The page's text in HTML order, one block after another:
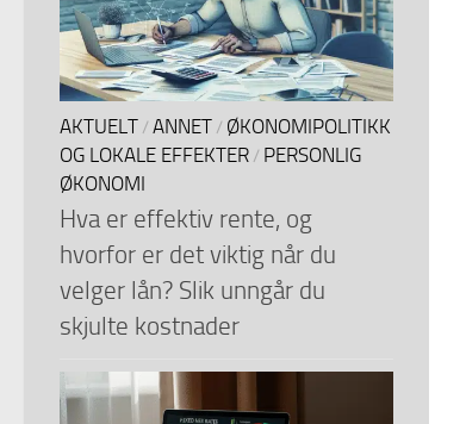
AKTUELT / ANNET / ØKONOMIPOLITIKK
OG LOKALE EFFEKTER / PERSONLIG
ØKONOMI
Hva er effektiv rente, og
hvorfor er det viktig når du
velger lån? Slik unngår du
skjulte kostnader